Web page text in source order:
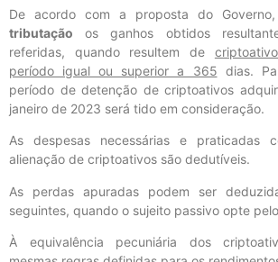
De acordo com a proposta do
tributação os ganhos obtidos
referidas, quando resultem de
período igual ou superior a 365 dias.
período de detenção de criptoativos
janeiro de 2023 será tido em consideração.
As despesas necessárias e praticadas
alienação de criptoativos são dedutíveis.
As perdas apuradas podem ser
seguintes, quando o sujeito passivo opte
À equivalência pecuniária dos